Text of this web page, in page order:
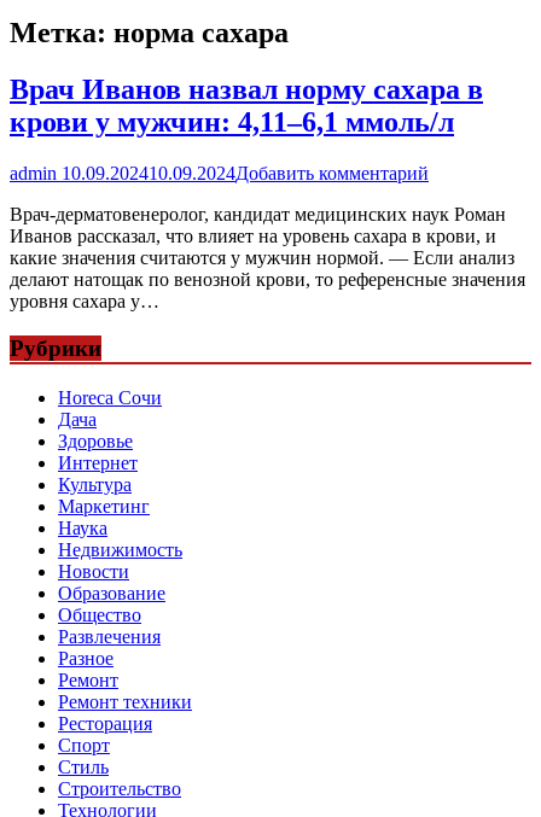
Метка: норма сахара
Врач Иванов назвал норму сахара в
крови у мужчин: 4,11–6,1 ммоль/л
admin 10.09.202410.09.2024Добавить комментарий
Врач-дерматовенеролог, кандидат медицинских наук Роман
Иванов рассказал, что влияет на уровень сахара в крови, и
какие значения считаются у мужчин нормой. — Если анализ
делают натощак по венозной крови, то референсные значения
уровня сахара у…
Рубрики
Horeca Сочи
Дача
Здоровье
Интернет
Культура
Маркетинг
Наука
Недвижимость
Новости
Образование
Общество
Развлечения
Разное
Ремонт
Ремонт техники
Ресторация
Спорт
Стиль
Строительство
Технологии